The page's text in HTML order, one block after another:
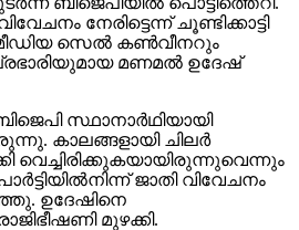
നേരിട്ടെന്ന് ചൂണ്ടിക്കാട്ടി
മീഡിയ സെല്‍ കണ്‍വീനറും
മണമല്‍ ഉദേഷ്
സ്ഥാനാര്‍ഥിയായി
കാലങ്ങളായി ചിലര്‍
വെച്ചിരിക്കുകയായിരുന്നുവെന്നും
ജാതി വിവേചനം
ഉദേഷിനെ
മുഴക്കി.